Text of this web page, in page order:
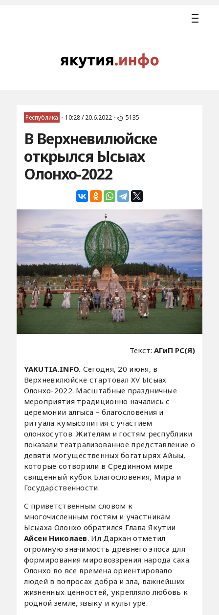
Республика • 10:28 / 20.6.2022 • 5135
В Верхневилюйске
открылся Ысыах
Олонхо-2022
Текст:АГиП РС(Я)
YAKUTIA.INFO. Сегодня, 20 июня, в
Верхневилюйске стартовал XV Ысыах
Олонхо-2022. Масштабные праздничные
мероприятия традиционно начались с
церемонии алгыса – благословения и
ритуала кумысопития с участием
олонхосутов. Жителям и гостям республики
показали театрализованное представление о
девяти могущественных богатырях Айыы,
которые сотворили в Срединном мире
священный кубок Благословения, Мира и
Государственности.
С приветственным словом к
многочисленным гостям и участникам
Ысыаха Олонхо обратился Глава Якутии
Айсен Николаев. Ил Дархан отметил
огромную значимость древнего эпоса для
формирования мировоззрения народа саха.
Олонхо во все времена ориентировало
людей в вопросах добра и зла, важнейших
жизненных ценностей, укрепляло любовь к
родной земле, языку и культуре.